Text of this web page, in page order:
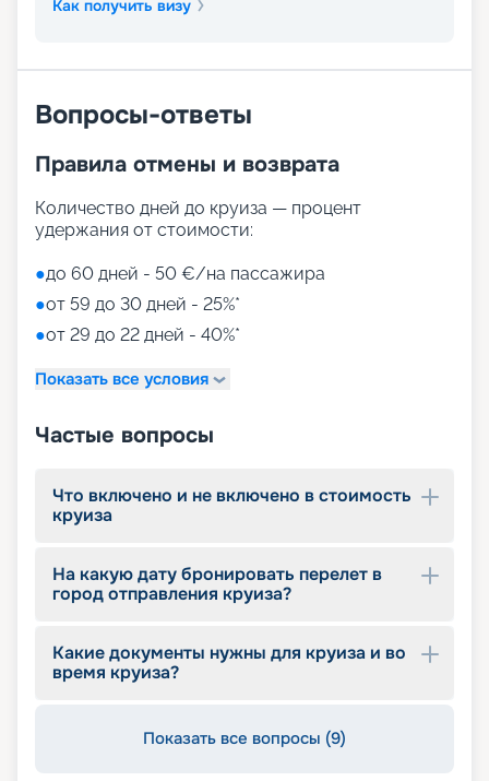
Как получить визу
Вопросы-ответы
Правила отмены и возврата
Количество дней до круиза — процент
удержания от стоимости:
●до 60 дней - 50 €/на пассажира
●от 59 до 30 дней - 25%*
●от 29 до 22 дней - 40%*
Показать все условия
Частые вопросы
Что включено и не включено в стоимость
круиза
На какую дату бронировать перелет в
город отправления круиза?
Какие документы нужны для круиза и во
время круиза?
Показать все вопросы (9)